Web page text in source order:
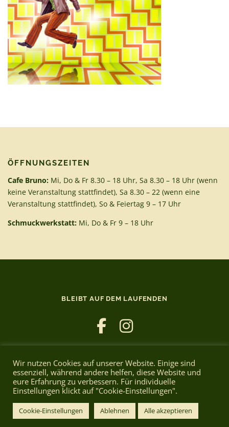
ÖFFNUNGSZEITEN
Cafe Bruno: Mi, Do & Fr 8.30 – 18 Uhr, Sa 8.30 – 18 Uhr (wenn
keine Veranstaltung stattfindet), Sa 8.30 – 22 (wenn eine
Veranstaltung stattfindet), So & Feiertag 9 – 17 Uhr
Schmuckwerkstatt: Mi, Do & Fr 9 – 18 Uhr
BLEIBT AUF DEM LAUFENDEN
Copyright © 2026 Cafe Bruno OnePress
FameThemes
Wir nutzen Cookies auf unserer Website. Einige sind
essenziell, während andere helfen, diese Website und
eure Erfahrung zu verbessern. Für individuelle
Einstellungen klickt auf "Cookie-Einstellungen".
Cookie-Einstellungen Ablehnen Alle akzeptieren